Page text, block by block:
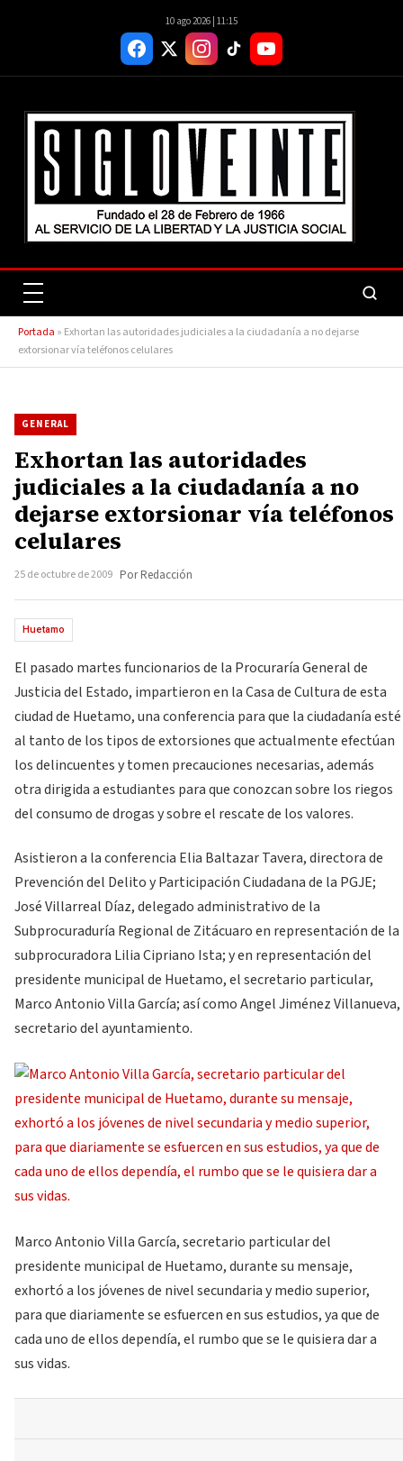
10 ago 2026 | 11:15
Portada » Exhortan las autoridades judiciales a la ciudadanía a no dejarse
extorsionar vía teléfonos celulares
GENERAL
Exhortan las autoridades
judiciales a la ciudadanía a no
dejarse extorsionar vía teléfonos
celulares
25 de octubre de 2009 Por Redacción
Huetamo
El pasado martes funcionarios de la Procuraría General de
Justicia del Estado, impartieron en la Casa de Cultura de esta
ciudad de Huetamo, una conferencia para que la ciudadanía esté
al tanto de los tipos de extorsiones que actualmente efectúan
los delincuentes y tomen precauciones necesarias, además
otra dirigida a estudiantes para que conozcan sobre los riegos
del consumo de drogas y sobre el rescate de los valores.
Asistieron a la conferencia Elia Baltazar Tavera, directora de
Prevención del Delito y Participación Ciudadana de la PGJE;
José Villarreal Díaz, delegado administrativo de la
Subprocuraduría Regional de Zitácuaro en representación de la
subprocuradora Lilia Cipriano Ista; y en representación del
presidente municipal de Huetamo, el secretario particular,
Marco Antonio Villa García; así como Angel Jiménez Villanueva,
secretario del ayuntamiento.
Marco Antonio Villa García, secretario particular del
presidente municipal de Huetamo, durante su mensaje,
exhortó a los jóvenes de nivel secundaria y medio superior,
para que diariamente se esfuercen en sus estudios, ya que de
cada uno de ellos dependía, el rumbo que se le quisiera dar a
sus vidas.